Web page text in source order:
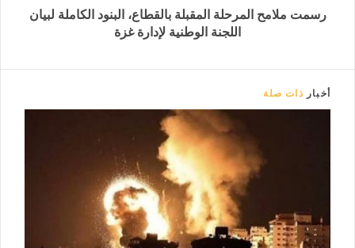
رسمت ملامح المرحلة المقبلة بالقطاع، البنود الكاملة لبيان
اللجنة الوطنية لإدارة غزة
أخبار ذات صلة